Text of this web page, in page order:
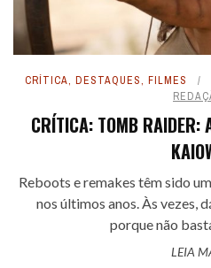
CRÍTICA, DESTAQUES, FILMES
CRÍTICA: TOMB RAIDER:
Reboots e remakes têm sido
nos últimos anos. Às vezes,
porque não
LEIA